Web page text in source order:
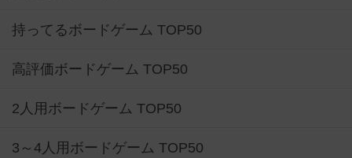
持ってるボードゲーム TOP50
高評価ボードゲーム TOP50
2人用ボードゲーム TOP50
3～4人用ボードゲーム TOP50